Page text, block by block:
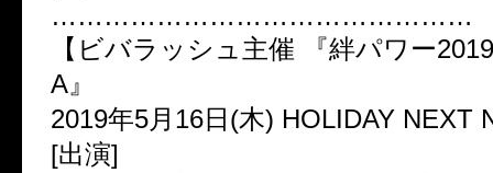
…………………………………………
【ビバラッシュ主催
『絆パワー
A 』
2019年5月 16日 (木) HOLIDAY NEXT
[出演]